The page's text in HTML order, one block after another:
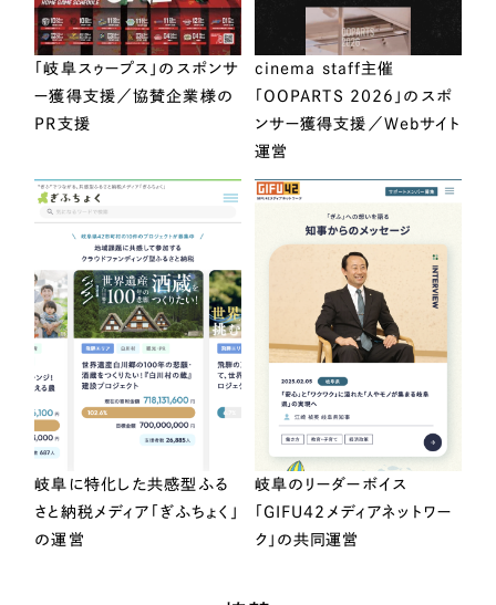
「岐阜スゥープス」のスポンサ
ー獲得支援／協賛企業様の
PR支援
cinema staff主催
「OOPARTS 2026」のスポ
ンサー獲得支援／Webサイト
運営
岐阜に特化した共感型ふる
さと納税メディア「ぎふちょく」
の運営
岐阜のリーダーボイス
「GIFU42メディアネットワー
ク」の共同運営